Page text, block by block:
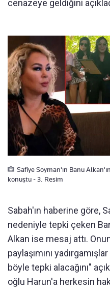
cenazeye geldiğini
Safiye Soyman'ın Banu
konuştu - 3. Resim
Sabah'ın haberine göre,
nedeniyle tepki çeken
Alkan ise mesaj attı.
paylaşımını
böyle tepki alacağını"
oğlu Harun'a herkesin